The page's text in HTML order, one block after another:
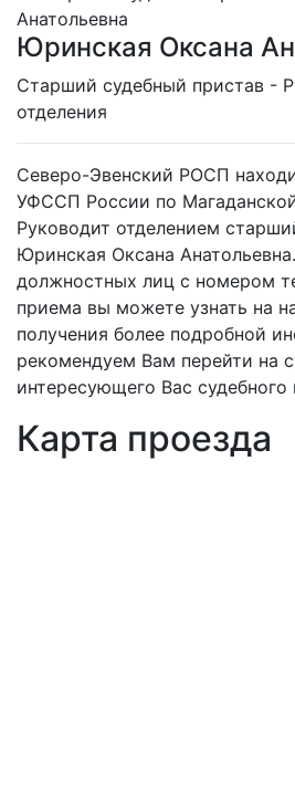
Юринская Оксана
Cтарший судебный пристав -
отделения
Северо-Эвенский РОСП
УФССП России по
Руководит отделением
Юринская Оксана
должностных лиц с номером
приема вы можете узнать на
получения более подробной
рекомендуем Вам перейти на
интересующего Вас судебного
Карта проезда